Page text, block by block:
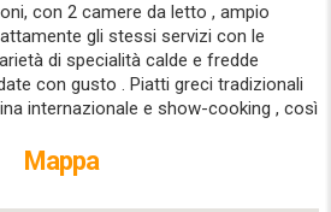
con 2 camere da letto , ampio
gli stessi servizi con le
di specialità calde e fredde
con gusto . Piatti greci tradizionali
internazionale e show-cooking , così
Mappa